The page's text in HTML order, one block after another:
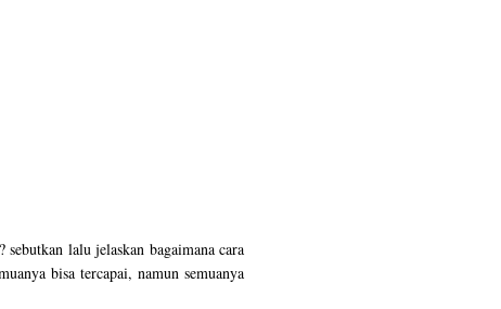
lalu jelaskan bagaimana cara
bisa tercapai, namun semuanya